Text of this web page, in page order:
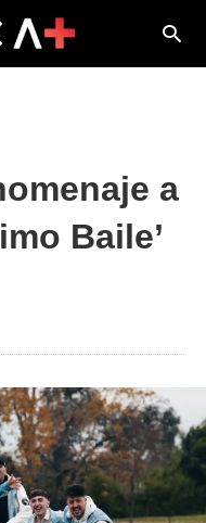
a
Baile’